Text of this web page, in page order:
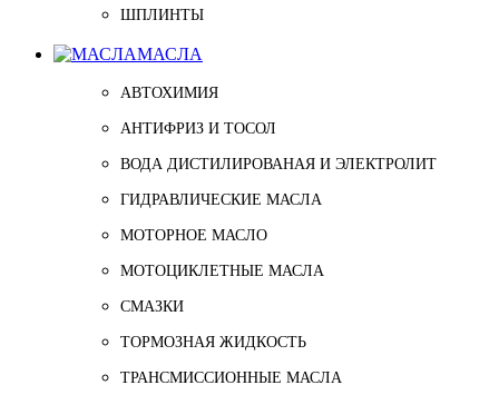
ШПЛИНТЫ
МАСЛА
АВТОХИМИЯ
АНТИФРИЗ И ТОСОЛ
ВОДА ДИСТИЛИРОВАНАЯ И ЭЛЕКТРОЛИТ
ГИДРАВЛИЧЕСКИЕ МАСЛА
МОТОРНОЕ МАСЛО
МОТОЦИКЛЕТНЫЕ МАСЛА
СМАЗКИ
ТОРМОЗНАЯ ЖИДКОСТЬ
ТРАНСМИССИОННЫЕ МАСЛА